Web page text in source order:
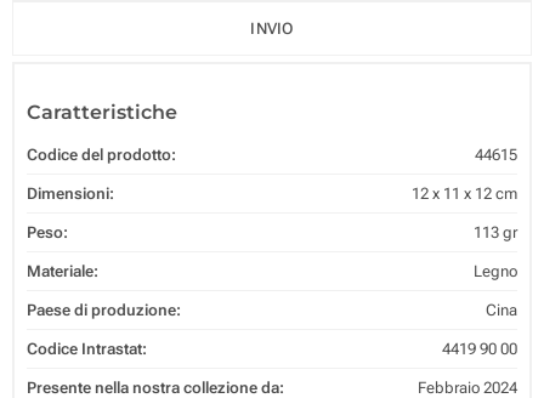
INVIO
Caratteristiche
Codice del prodotto: 44615
Dimensioni: 12 x 11 x 12 cm
Peso: 113 gr
Materiale: Legno
Paese di produzione: Cina
Codice Intrastat: 4419 90 00
Presente nella nostra collezione da: Febbraio 2024